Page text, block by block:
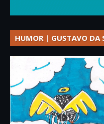
HUMOR | GUSTAVO